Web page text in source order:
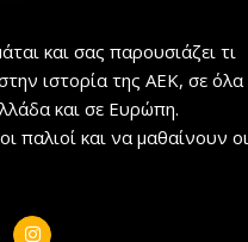
και σας παρουσιάζει τι
ιστορία της ΑΕΚ, σε όλα
και σε Ευρώπη.
παλιοί και να μαθαίνουν οι